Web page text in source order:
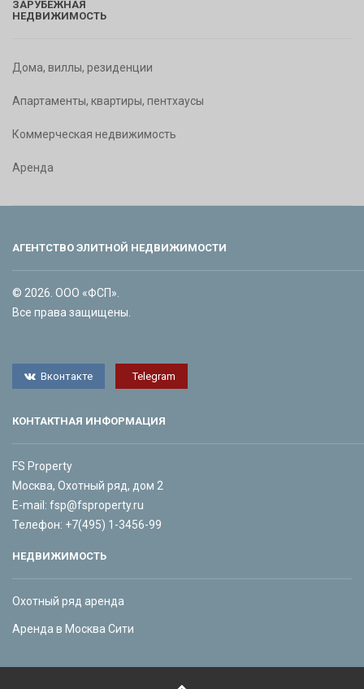
ЗАРУБЕЖНАЯ
НЕДВИЖИМОСТЬ
Дома, виллы, резиденции
Апартаменты, квартиры, пентхаусы
Коммерческая недвижимость
Аренда
АГЕНТСТВО ЭЛИТНОЙ НЕДВИЖИМОСТИ
© 2026. ООО «ФСП».
Все права защищены.
Вконтакте Telegram
КОНТАКТНАЯ ИНФОРМАЦИЯ
FS Property
Москва, Охотный ряд, дом 2
E-mail: fsp@fsproperty.ru
Телефон: +7(495) 1-3456-99
НЕДВИЖИМОСТЬ
Охотный ряд аренда
Аренда в Москва Сити